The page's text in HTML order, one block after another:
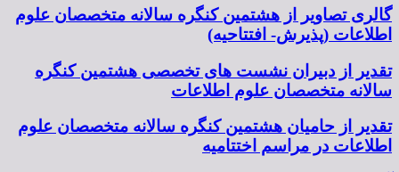
گالری تصاویر از هشتمین کنگره سالانه متخصصان علوم
اطلاعات (پذیرش- افتتاحیه)
تقدیر از دبیران نشست های تخصصی هشتمین کنگره
سالانه متخصصان علوم اطلاعات
تقدیر از حامیان هشتمین کنگره سالانه متخصصان علوم
اطلاعات در مراسم اختتامیه